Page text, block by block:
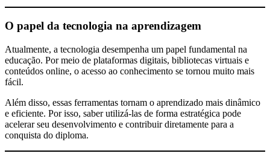
O papel da tecnologia na aprendizagem
Atualmente, a tecnologia desempenha um papel fundamental na
educação. Por meio de plataformas digitais, bibliotecas virtuais e
conteúdos online, o acesso ao conhecimento se tornou muito mais
fácil.
Além disso, essas ferramentas tornam o aprendizado mais dinâmico
e eficiente. Por isso, saber utilizá-las de forma estratégica pode
acelerar seu desenvolvimento e contribuir diretamente para a
conquista do diploma.